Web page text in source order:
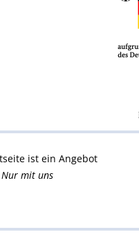
ist ein Angebot
Nur mit uns